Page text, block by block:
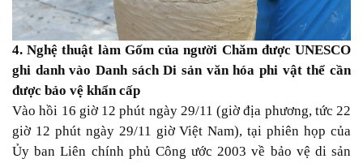
4. Nghệ thuật làm Gốm của người Chăm được UNESCO
ghi danh vào Danh sách Di sản văn hóa phi vật thể cần
được bảo vệ khẩn cấp
Vào hồi 16 giờ 12 phút ngày 29/11 (giờ địa phương, tức 22
giờ 12 phút ngày 29/11 giờ Việt Nam), tại phiên họp của
Ủy ban Liên chính phủ Công ước 2003 về bảo vệ di sản